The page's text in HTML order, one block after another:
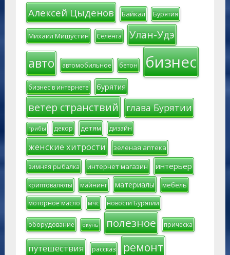
Алексей Цыденов Байкал Бурятия
Михаил Мишустин Селенга Улан-Удэ
авто автомобильное бетон бизнес
бизнес в интернете бурятия
ветер странствий глава Бурятии
грибы декор детям дизайн
женские хитрости зеленая аптека
зимняя рыбалка интернет магазин интерьер
криптовалюты майнинг материалы мебель
моторное масло мчс новости Бурятии
оборудование окунь полезное прическа
путешествия рассказ ремонт